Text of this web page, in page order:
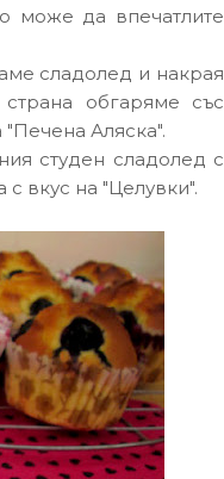
може да впечатлите
сладолед и накрая
обгаряме със
"Печена Аляска".
студен сладолед с
с вкус на "Целувки".